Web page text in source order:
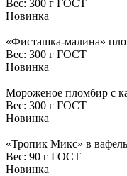
Вес: 300 г ГОСТ
Новинка
«Фисташка-малина»
Вес: 300 г ГОСТ
Новинка
Мороженое пломбир с
Вес: 300 г ГОСТ
Новинка
«Тропик Микс» в
Вес: 90 г ГОСТ
Новинка